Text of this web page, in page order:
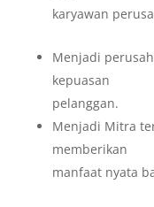
karyawan
Menjadi
kepuasan
pelanggan.
Menjadi Mitra
memberikan
manfaat nyata